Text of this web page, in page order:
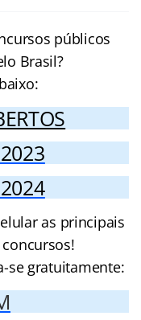
públicos
Brasil?
as principais
se gratuitamente: